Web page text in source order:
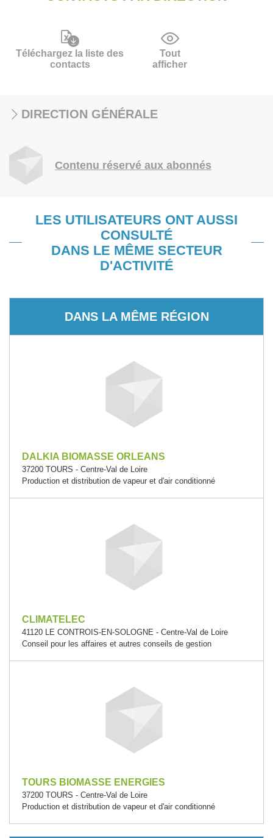
Téléchargez la liste des
contacts
Tout
afficher
DIRECTION GÉNÉRALE
Contenu réservé aux abonnés
LES UTILISATEURS ONT AUSSI
CONSULTÉ
DANS LE MÊME SECTEUR
D'ACTIVITÉ
DANS LA MÊME RÉGION
DALKIA BIOMASSE ORLEANS
37200 TOURS - Centre-Val de Loire
Production et distribution de vapeur et d'air conditionné
CLIMATELEC
41120 LE CONTROIS-EN-SOLOGNE - Centre-Val de Loire
Conseil pour les affaires et autres conseils de gestion
TOURS BIOMASSE ENERGIES
37200 TOURS - Centre-Val de Loire
Production et distribution de vapeur et d'air conditionné